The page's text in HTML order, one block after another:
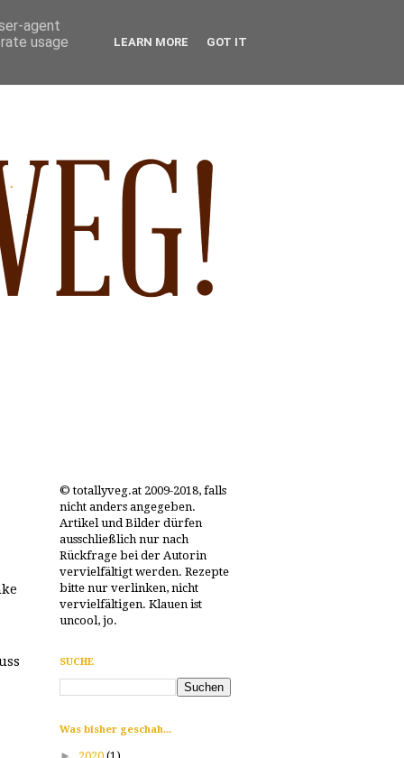
© totallyveg.at 2009-2018, falls
nicht anders angegeben.
Artikel und Bilder dürfen
ausschließlich nur nach
Rückfrage bei der Autorin
vervielfältigt werden. Rezepte
bitte nur verlinken, nicht
vervielfältigen. Klauen ist
uncool, jo.
SUCHE
Was bisher geschah...
agent
usage
LEARN MORE GOT IT